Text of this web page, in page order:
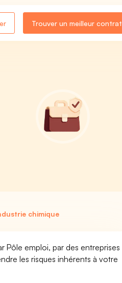
Trouver un meilleur contrat
chimique
Pôle emploi, par des entreprises
les risques inhérents à votre